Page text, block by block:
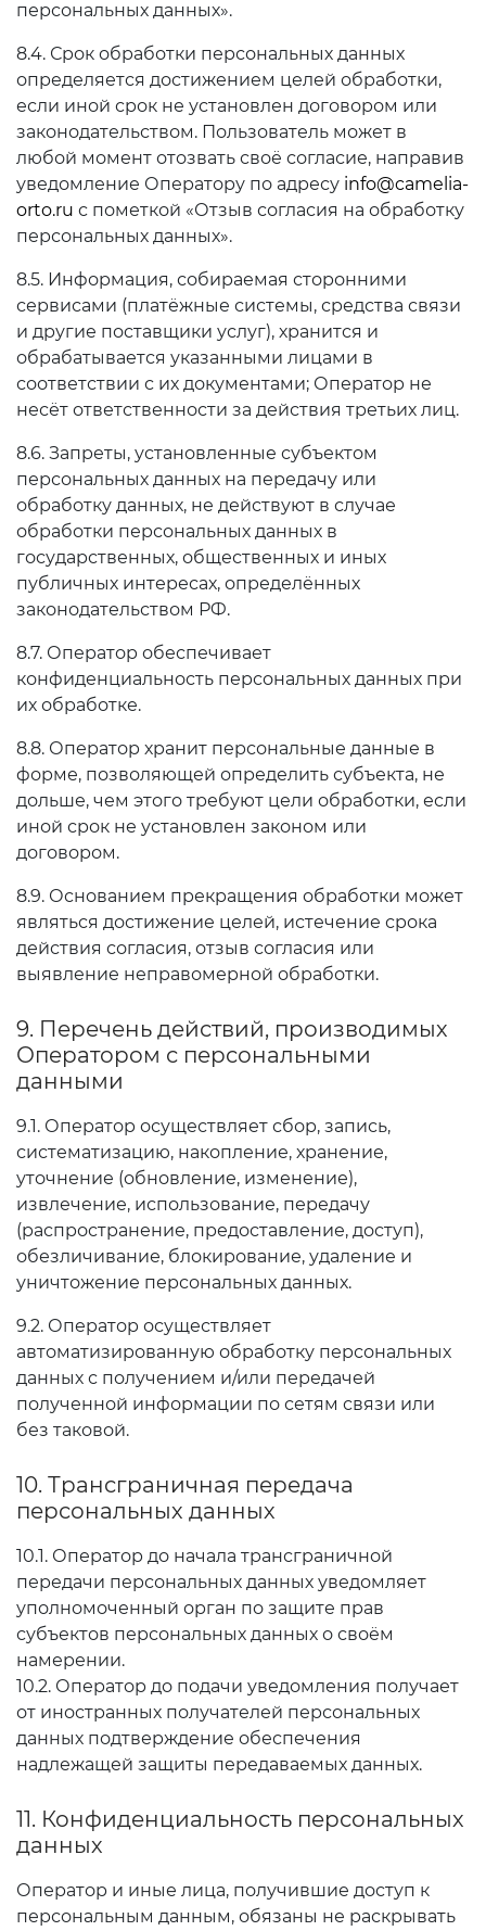
персональных данных».
8.4. Срок обработки персональных данных
определяется достижением целей обработки,
если иной срок не установлен договором или
законодательством. Пользователь может в
любой момент отозвать своё согласие, направив
уведомление Оператору по адресу info@camelia-
orto.ru с пометкой «Отзыв согласия на обработку
персональных данных».
8.5. Информация, собираемая сторонними
сервисами (платёжные системы, средства связи
и другие поставщики услуг), хранится и
обрабатывается указанными лицами в
соответствии с их документами; Оператор не
несёт ответственности за действия третьих лиц.
8.6. Запреты, установленные субъектом
персональных данных на передачу или
обработку данных, не действуют в случае
обработки персональных данных в
государственных, общественных и иных
публичных интересах, определённых
законодательством РФ.
8.7. Оператор обеспечивает
конфиденциальность персональных данных при
их обработке.
8.8. Оператор хранит персональные данные в
форме, позволяющей определить субъекта, не
дольше, чем этого требуют цели обработки, если
иной срок не установлен законом или
договором.
8.9. Основанием прекращения обработки может
являться достижение целей, истечение срока
действия согласия, отзыв согласия или
выявление неправомерной обработки.
9. Перечень действий, производимых
Оператором с персональными
данными
9.1. Оператор осуществляет сбор, запись,
систематизацию, накопление, хранение,
уточнение (обновление, изменение),
извлечение, использование, передачу
(распространение, предоставление, доступ),
обезличивание, блокирование, удаление и
уничтожение персональных данных.
9.2. Оператор осуществляет
автоматизированную обработку персональных
данных с получением и/или передачей
полученной информации по сетям связи или
без таковой.
10. Трансграничная передача
персональных данных
10.1. Оператор до начала трансграничной
передачи персональных данных уведомляет
уполномоченный орган по защите прав
субъектов персональных данных о своём
намерении.
10.2. Оператор до подачи уведомления получает
от иностранных получателей персональных
данных подтверждение обеспечения
надлежащей защиты передаваемых данных.
11. Конфиденциальность персональных
данных
Оператор и иные лица, получившие доступ к
персональным данным, обязаны не раскрывать